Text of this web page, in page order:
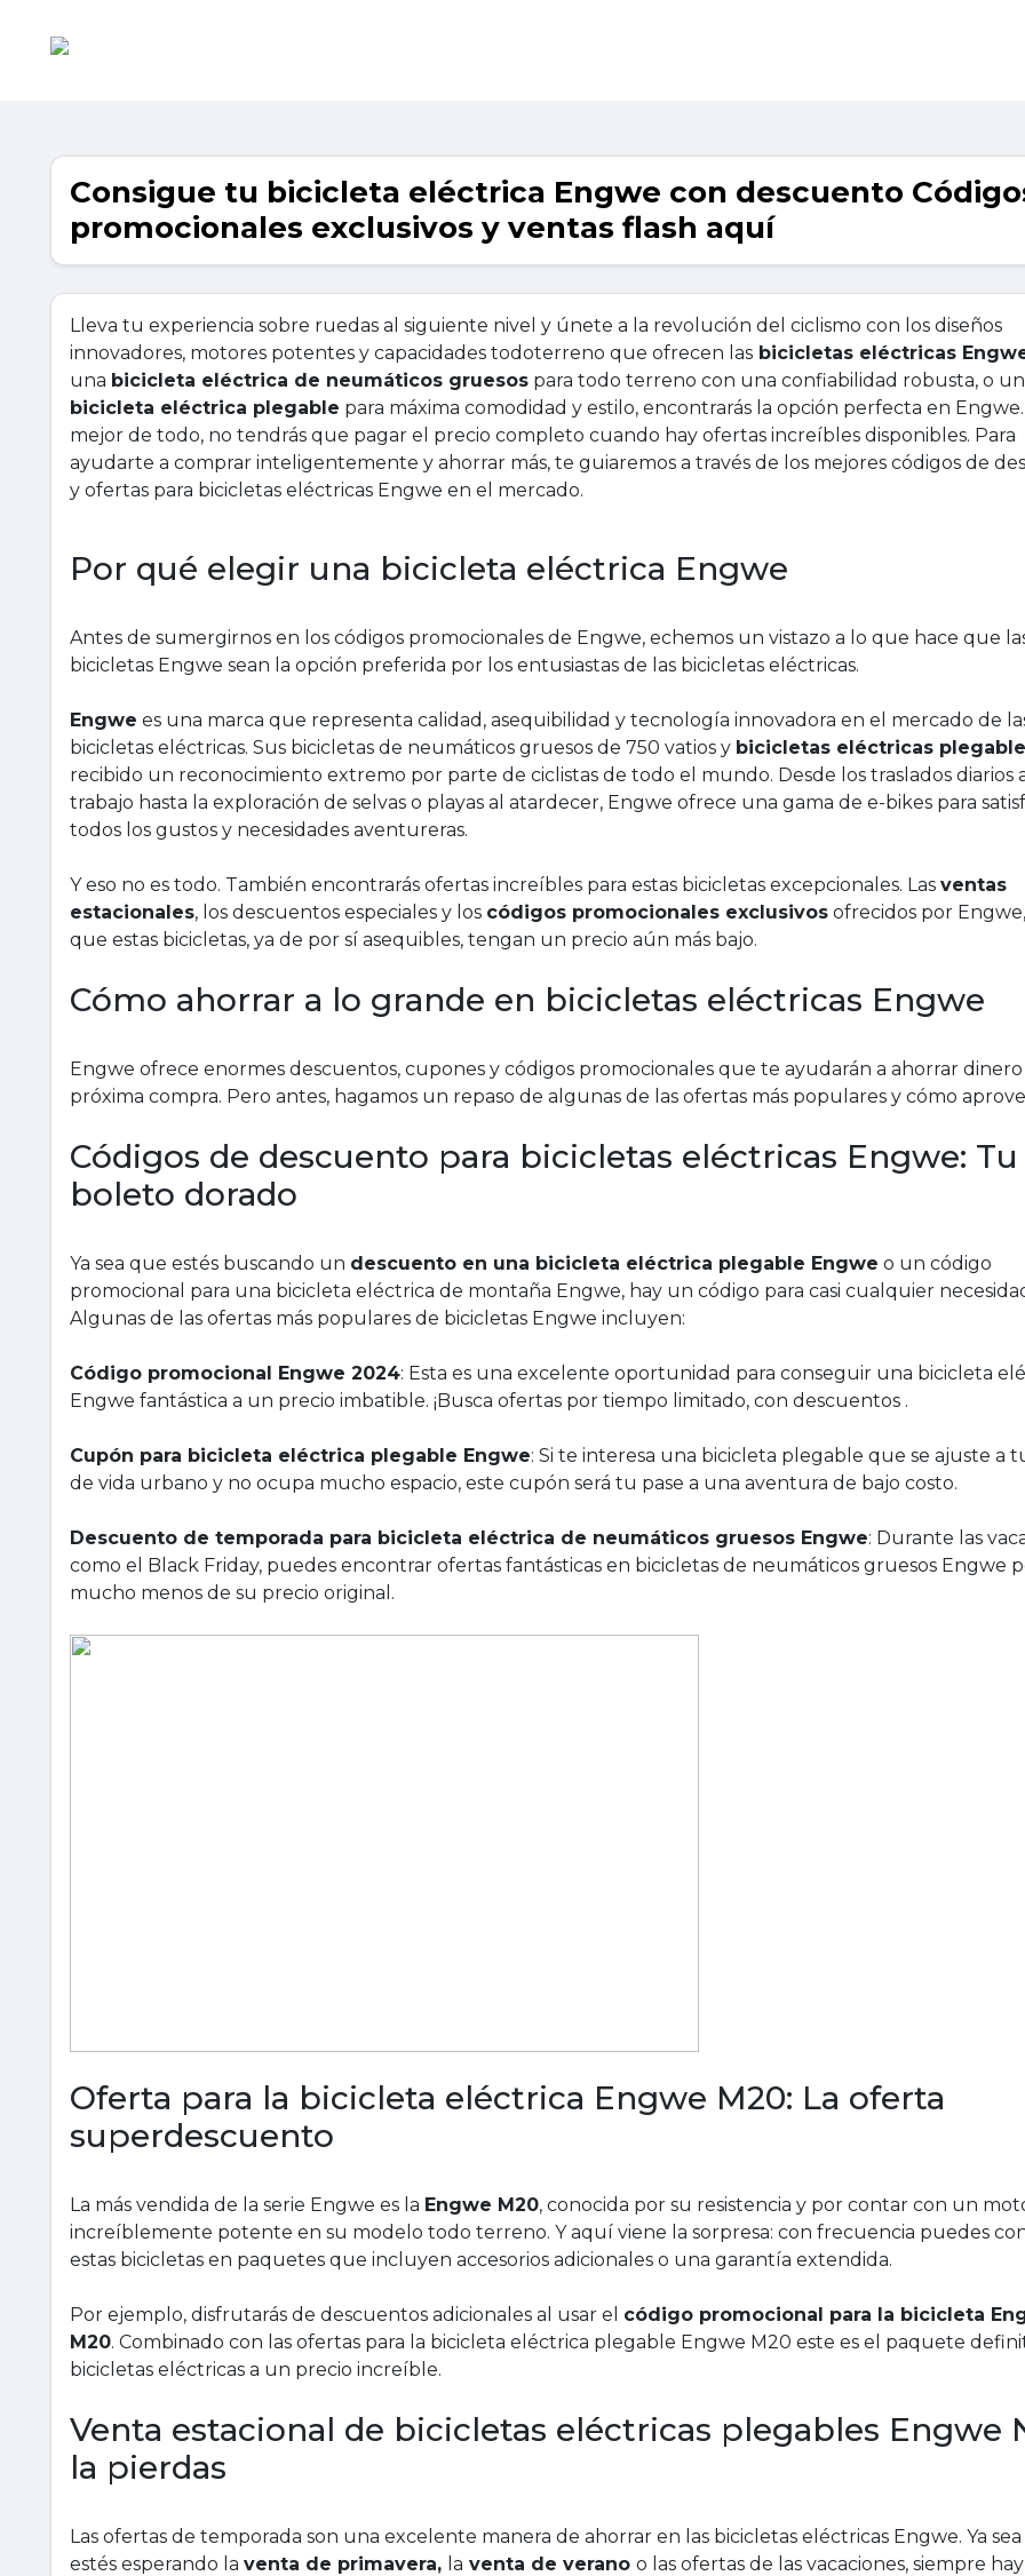
Consigue tu bicicleta eléctrica Engwe con descuento
promocionales exclusivos y ventas flash aquí
Lleva tu experiencia sobre ruedas al siguiente nivel y únete a la revolución del ciclismo con los diseños
innovadores, motores potentes y capacidades todoterreno que ofrecen las bicicletas eléctricas
una bicicleta eléctrica de neumáticos gruesos para todo terreno con una confiabilidad robusta, o
bicicleta eléctrica plegable para máxima comodidad y estilo, encontrarás la opción perfecta en Engwe.
mejor de todo, no tendrás que pagar el precio completo cuando hay ofertas increíbles disponibles. Para
ayudarte a comprar inteligentemente y ahorrar más, te guiaremos a través de los mejores códigos de
y ofertas para bicicletas eléctricas Engwe en el mercado.
Por qué elegir una bicicleta eléctrica Engwe
Antes de sumergirnos en los códigos promocionales de Engwe, echemos un vistazo a lo que hace que
bicicletas Engwe sean la opción preferida por los entusiastas de las bicicletas eléctricas.
Engwe es una marca que representa calidad, asequibilidad y tecnología innovadora en el mercado de
bicicletas eléctricas. Sus bicicletas de neumáticos gruesos de 750 vatios y bicicletas eléctricas
recibido un reconocimiento extremo por parte de ciclistas de todo el mundo. Desde los traslados diarios
trabajo hasta la exploración de selvas o playas al atardecer, Engwe ofrece una gama de e-bikes para
todos los gustos y necesidades aventureras.
Y eso no es todo. También encontrarás ofertas increíbles para estas bicicletas excepcionales. Las ventas
estacionales, los descuentos especiales y los códigos promocionales exclusivos ofrecidos por
que estas bicicletas, ya de por sí asequibles, tengan un precio aún más bajo.
Cómo ahorrar a lo grande en bicicletas eléctricas Engwe
Engwe ofrece enormes descuentos, cupones y códigos promocionales que te ayudarán a ahorrar
próxima compra. Pero antes, hagamos un repaso de algunas de las ofertas más populares y cómo
Códigos de descuento para bicicletas eléctricas Engwe: Tu
boleto dorado
Ya sea que estés buscando un descuento en una bicicleta eléctrica plegable Engwe o un código
promocional para una bicicleta eléctrica de montaña Engwe, hay un código para casi cualquier
Algunas de las ofertas más populares de bicicletas Engwe incluyen:
Código promocional Engwe 2024: Esta es una excelente oportunidad para conseguir una bicicleta
Engwe fantástica a un precio imbatible. ¡Busca ofertas por tiempo limitado, con descuentos .
Cupón para bicicleta eléctrica plegable Engwe: Si te interesa una bicicleta plegable que se ajuste a
de vida urbano y no ocupa mucho espacio, este cupón será tu pase a una aventura de bajo costo.
Descuento de temporada para bicicleta eléctrica de neumáticos gruesos Engwe: Durante las
como el Black Friday, puedes encontrar ofertas fantásticas en bicicletas de neumáticos gruesos Engwe
mucho menos de su precio original.
Oferta para la bicicleta eléctrica Engwe M20: La oferta
superdescuento
La más vendida de la serie Engwe es la Engwe M20, conocida por su resistencia y por contar con un
increíblemente potente en su modelo todo terreno. Y aquí viene la sorpresa: con frecuencia puedes
estas bicicletas en paquetes que incluyen accesorios adicionales o una garantía extendida.
Por ejemplo, disfrutarás de descuentos adicionales al usar el código promocional para la bicicleta
M20. Combinado con las ofertas para la bicicleta eléctrica plegable Engwe M20 este es el paquete
bicicletas eléctricas a un precio increíble.
Venta estacional de bicicletas eléctricas plegables Engwe
la pierdas
Las ofertas de temporada son una excelente manera de ahorrar en las bicicletas eléctricas Engwe. Ya
estés esperando la venta de primavera, la venta de verano o las ofertas de las vacaciones, siempre